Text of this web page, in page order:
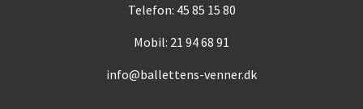
Telefon: 45 85 15 80
Mobil: 21 94 68 91
info@ballettens-venner.dk